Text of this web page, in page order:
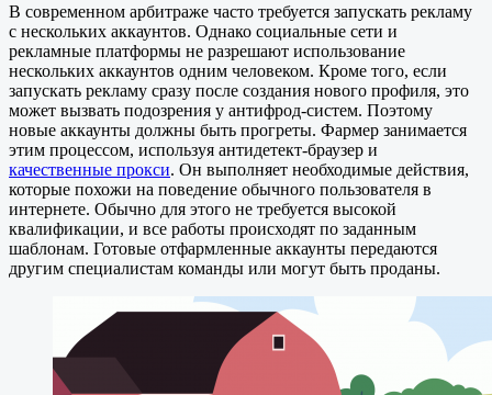
В современном арбитраже часто требуется запускать рекламу
с нескольких аккаунтов. Однако социальные сети и
рекламные платформы не разрешают использование
нескольких аккаунтов одним человеком. Кроме того, если
запускать рекламу сразу после создания нового профиля, это
может вызвать подозрения у антифрод-систем. Поэтому
новые аккаунты должны быть прогреты. Фармер занимается
этим процессом, используя антидетект-браузер и
качественные прокси. Он выполняет необходимые действия,
которые похожи на поведение обычного пользователя в
интернете. Обычно для этого не требуется высокой
квалификации, и все работы происходят по заданным
шаблонам. Готовые отфармленные аккаунты передаются
другим специалистам команды или могут быть проданы.